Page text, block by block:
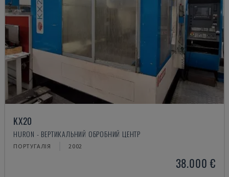
KX20
HURON - ВЕРТИКАЛЬНИЙ ОБРОБНИЙ ЦЕНТР
ПОРТУГАЛІЯ 2002
38.000 €